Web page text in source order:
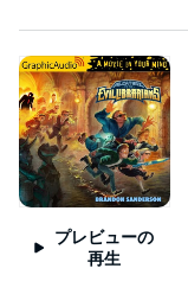
プレビューの
再生